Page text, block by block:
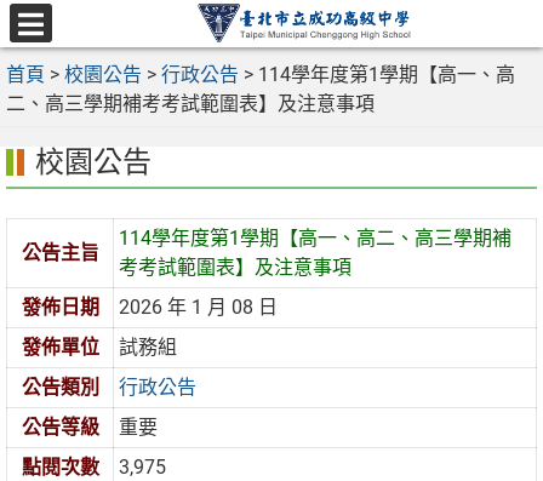
跳
至
主
要
區
選
單
首頁 > 校園公告 > 行政公告 > 114學年度第1學期【高一、高
二、高三學期補考考試範圍表】及注意事項
校園公告
公告主旨
114學年度第1學期【高一、高二、高三學期補
考考試範圍表】及注意事項
發佈日期
2026 年 1 月 08 日
發佈單位
試務組
公告類別
行政公告
公告等級
重要
點閱次數
3,975